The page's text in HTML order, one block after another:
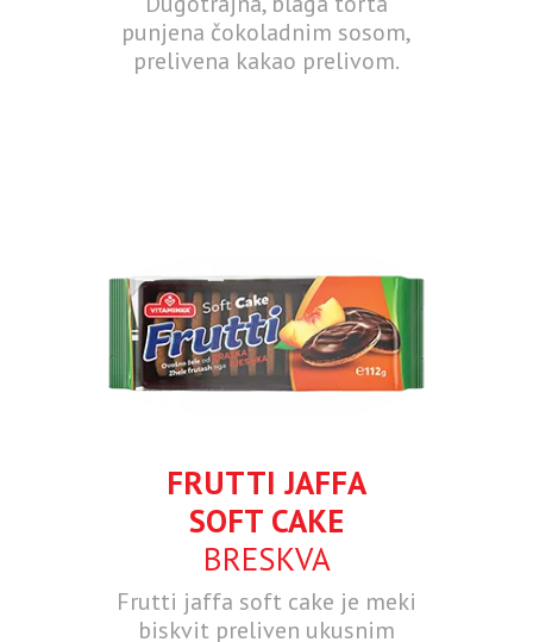
punjena čokoladnim sosom,
prelivena kakao prelivom.
FRUTTI JAFFA
SOFT CAKE
BRESKVA
Frutti jaffa soft cake je meki
biskvit preliven ukusnim